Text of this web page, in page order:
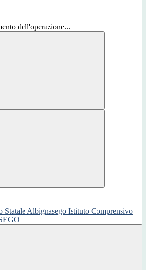
dell'operazione...
Istituto Comprensivo